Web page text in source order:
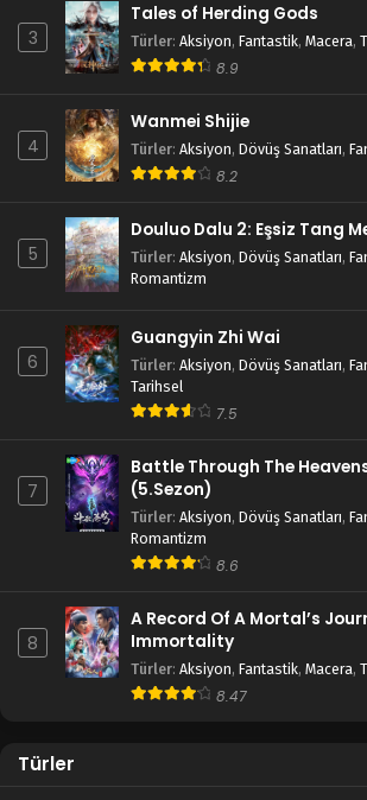
3
Tales of Herding Gods
Türler: Aksiyon, Fantastik, Macera,
8.9
4
Wanmei Shijie
Türler: Aksiyon, Dövüş Sanatları,
8.2
5
Douluo Dalu 2: Eşsiz Tang
Türler: Aksiyon, Dövüş Sanatları,
Romantizm
6
Guangyin Zhi Wai
Türler: Aksiyon, Dövüş Sanatları,
Tarihsel
7.5
7
Battle Through The
(5.Sezon)
Türler: Aksiyon, Dövüş Sanatları,
Romantizm
8.6
8
A Record Of A Mortal’s
Immortality
Türler: Aksiyon, Fantastik, Macera,
8.47
Türler